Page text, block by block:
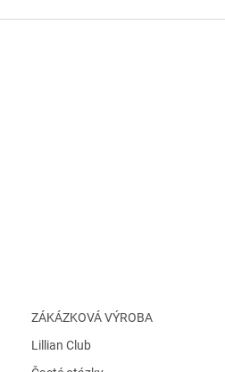
ZÁKÁZKOVÁ VÝROBA
Lillian Club